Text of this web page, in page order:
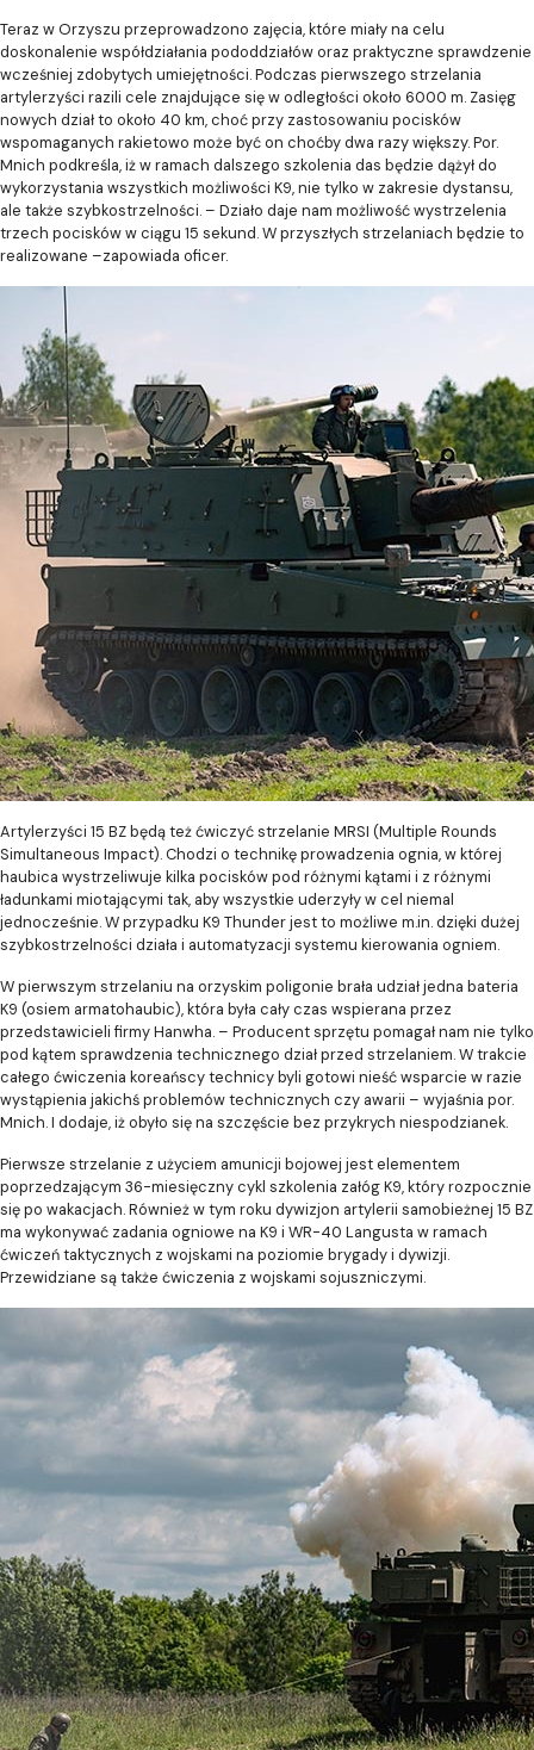
Teraz w Orzyszu przeprowadzono zajęcia, które miały na celu
doskonalenie współdziałania pododdziałów oraz praktyczne sprawdzenie
wcześniej zdobytych umiejętności. Podczas pierwszego strzelania
artylerzyści razili cele znajdujące się w odległości około 6000 m. Zasięg
nowych dział to około 40 km, choć przy zastosowaniu pocisków
wspomaganych rakietowo może być on choćby dwa razy większy. Por.
Mnich podkreśla, iż w ramach dalszego szkolenia das będzie dążył do
wykorzystania wszystkich możliwości K9, nie tylko w zakresie dystansu,
ale także szybkostrzelności. – Działo daje nam możliwość wystrzelenia
trzech pocisków w ciągu 15 sekund. W przyszłych strzelaniach będzie to
realizowane –zapowiada oficer.
Artylerzyści 15 BZ będą też ćwiczyć strzelanie MRSI (Multiple Rounds
Simultaneous Impact). Chodzi o technikę prowadzenia ognia, w której
haubica wystrzeliwuje kilka pocisków pod różnymi kątami i z różnymi
ładunkami miotającymi tak, aby wszystkie uderzyły w cel niemal
jednocześnie. W przypadku K9 Thunder jest to możliwe m.in. dzięki dużej
szybkostrzelności działa i automatyzacji systemu kierowania ogniem.
W pierwszym strzelaniu na orzyskim poligonie brała udział jedna bateria
K9 (osiem armatohaubic), która była cały czas wspierana przez
przedstawicieli firmy Hanwha. – Producent sprzętu pomagał nam nie tylko
pod kątem sprawdzenia technicznego dział przed strzelaniem. W trakcie
całego ćwiczenia koreańscy technicy byli gotowi nieść wsparcie w razie
wystąpienia jakichś problemów technicznych czy awarii – wyjaśnia por.
Mnich. I dodaje, iż obyło się na szczęście bez przykrych niespodzianek.
Pierwsze strzelanie z użyciem amunicji bojowej jest elementem
poprzedzającym 36-miesięczny cykl szkolenia załóg K9, który rozpocznie
się po wakacjach. Również w tym roku dywizjon artylerii samobieżnej 15 BZ
ma wykonywać zadania ogniowe na K9 i WR-40 Langusta w ramach
ćwiczeń taktycznych z wojskami na poziomie brygady i dywizji.
Przewidziane są także ćwiczenia z wojskami sojuszniczymi.